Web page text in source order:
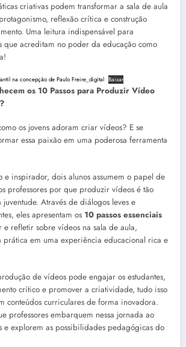
criativas podem transformar a sala de aula
reflexão crítica e construção
Uma leitura indispensável para
que acreditam no poder da educação como
na concepção de Paulo Freire_digital Baixar
os 10 Passos para Produzir Vídeo
os jovens adoram criar vídeos? E se
essa paixão em uma poderosa ferramenta
e inspirador, dois alunos assumem o papel de
professores por que produzir vídeos é tão
Através de diálogos leves e
eles apresentam os 10 passos essenciais
refletir sobre vídeos na sala de aula,
prática em uma experiência educacional rica e
de vídeos pode engajar os estudantes,
crítico e promover a criatividade, tudo isso
conteúdos curriculares de forma inovadora.
professores embarquem nessa jornada ao
e explorem as possibilidades pedagógicas do